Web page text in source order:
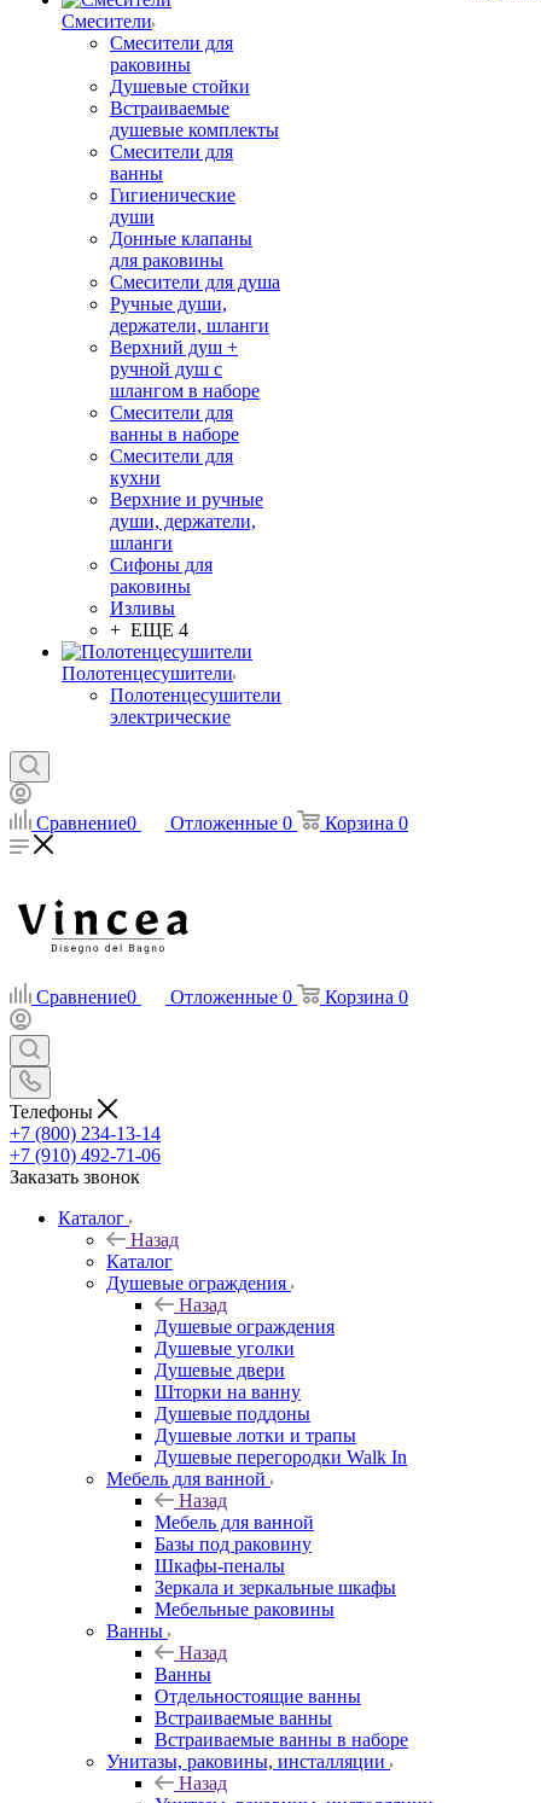
Смесители
Смесители для
раковины
Душевые стойки
Встраиваемые
душевые комплекты
Смесители для
ванны
Гигиенические
души
Донные клапаны
для раковины
Смесители для душа
Ручные души,
держатели, шланги
Верхний душ +
ручной душ с
шлангом в наборе
Смесители для
ванны в наборе
Смесители для
кухни
Верхние и ручные
души, держатели,
шланги
Сифоны для
раковины
Изливы
+ ЕЩЕ 4
Полотенцесушители
Полотенцесушители
электрические
Сравнение0 Отложенные 0 Корзина 0
Сравнение0 Отложенные 0 Корзина 0
Телефоны
+7 (800) 234-13-14
+7 (910) 492-71-06
Заказать звонок
Каталог
Назад
Каталог
Душевые ограждения
Назад
Душевые ограждения
Душевые уголки
Душевые двери
Шторки на ванну
Душевые поддоны
Душевые лотки и трапы
Душевые перегородки Walk In
Мебель для ванной
Назад
Мебель для ванной
Базы под раковину
Шкафы-пеналы
Зеркала и зеркальные шкафы
Мебельные раковины
Ванны
Назад
Ванны
Отдельностоящие ванны
Встраиваемые ванны
Встраиваемые ванны в наборе
Унитазы, раковины, инсталляции
Назад